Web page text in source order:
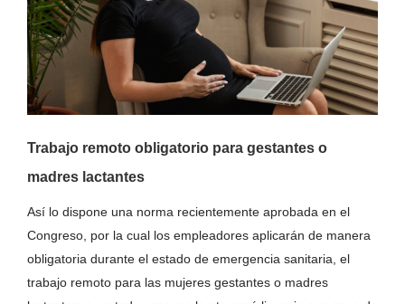
Trabajo remoto obligatorio para gestantes o
madres lactantes
Así lo dispone una norma recientemente aprobada en el
Congreso, por la cual los empleadores aplicarán de manera
obligatoria durante el estado de emergencia sanitaria, el
trabajo remoto para las mujeres gestantes o madres